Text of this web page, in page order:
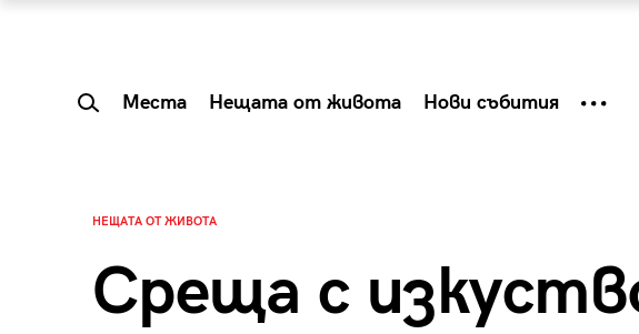
Места Нещата от живота Нови събития
НЕЩАТА ОТ ЖИВОТА
Среща с